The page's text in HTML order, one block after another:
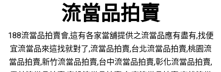
流當品拍賣
188流當品拍賣會,這有各家當舖提供之流當品應有盡有,找便
宜流當品來這找就對了,流當品拍賣,台北流當品拍賣,桃園流
當品拍賣,新竹流當品拍賣,台中流當品拍賣,彰化流當品拍賣,